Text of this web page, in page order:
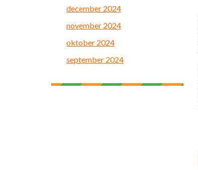
december 2024
november 2024
oktober 2024
september 2024